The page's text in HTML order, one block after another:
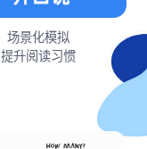
场景化模拟
提升阅读习惯